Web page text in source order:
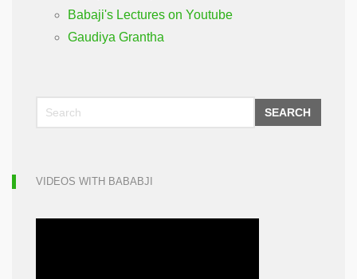
Babaji's Lectures on Youtube
Gaudiya Grantha
SEARCH
VIDEOS WITH BABABJI